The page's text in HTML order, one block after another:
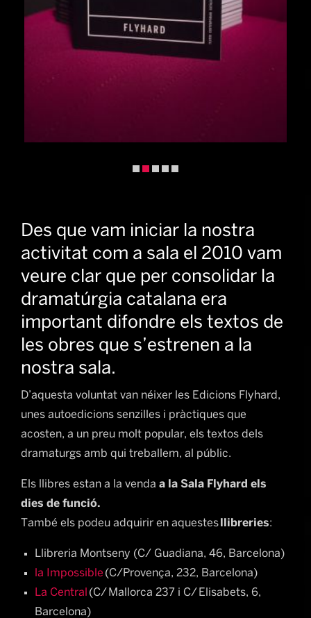
Des que vam iniciar la nostra
activitat com a sala el 2010 vam
veure clar que per consolidar la
dramatúrgia catalana era
important difondre els textos de
les obres que s’estrenen a la
nostra sala.
D’aquesta voluntat van néixer les Edicions Flyhard,
unes autoedicions senzilles i pràctiques que
acosten, a un preu molt popular, els textos dels
dramaturgs amb qui treballem, al públic.
Els llibres estan a la venda a la Sala Flyhard els
dies de funció.
També els podeu adquirir en aquestes llibreries:
Llibreria Montseny (C/ Guadiana, 46, Barcelona)
la Impossible (C/Provença, 232, Barcelona)
La Central (C/ Mallorca 237 i C/ Elisabets, 6,
Barcelona)